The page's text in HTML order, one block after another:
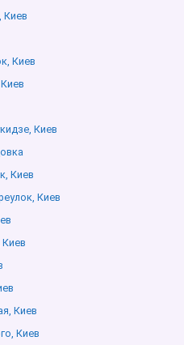
Киев
Киев
Киев
Киев
Киев
Киев
Киев